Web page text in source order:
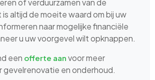
of verduurzamen van de
altijd de moeite waard om bij uw
naar mogelijke financiële
u uw voorgevel wilt opknappen.
een offerte aan voor meer
gevelrenovatie en onderhoud.